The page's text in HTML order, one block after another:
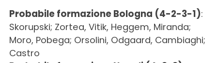
Probabile formazione Bologna (4-2-3-1):
Skorupski; Zortea, Vitik, Heggem, Miranda;
Moro, Pobega; Orsolini, Odgaard, Cambiaghi;
Castro